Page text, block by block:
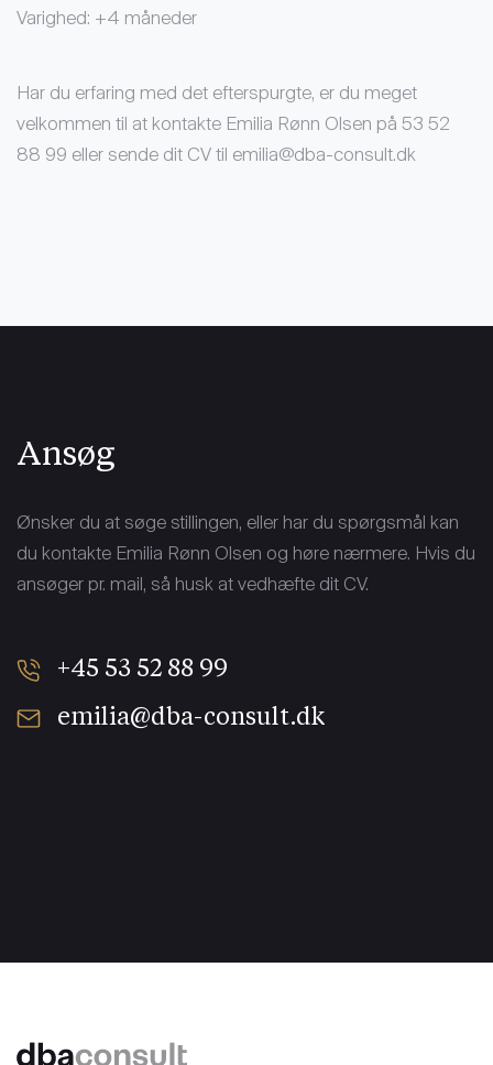
Varighed: +4 måneder
Har du erfaring med det efterspurgte, er du meget
velkommen til at kontakte Emilia Rønn Olsen på 53 52
88 99 eller sende dit CV til emilia@dba-consult.dk
Ansøg
Ønsker du at søge stillingen, eller har du spørgsmål kan
du kontakte Emilia Rønn Olsen og høre nærmere. Hvis du
ansøger pr. mail, så husk at vedhæfte dit CV.
+45 53 52 88 99
emilia@dba-consult.dk